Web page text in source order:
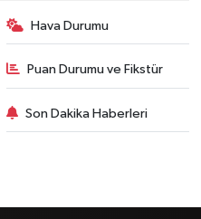
Hava Durumu
Puan Durumu ve Fikstür
Son Dakika Haberleri